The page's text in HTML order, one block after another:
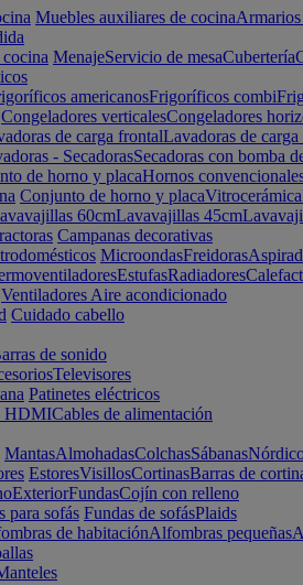
Muebles auxiliares de cocina
MenajeServicio de mesaCubertería
americanosFrigoríficos combi
Congeladores verticalesCongeladores
de carga frontalLavadoras de
- SecadorasSecadoras con bomba
de horno y placaHornos
Conjunto de horno y placaVitrocerámica
60cmLavavajillas 45cm
Campanas decorativas
MicroondasFreidoras
EstufasRadiadores
Ventiladores Aire acondicionado
Cuidado cabello
de sonido
Televisores
Patinetes eléctricos
HDMICables de alimentación
MantasAlmohadasColchasSábanas
EstoresVisillosCortinasBarras de
ExteriorFundasCojín con relleno
para sofás Fundas de sofásPlaids
de habitaciónAlfombras pequeñas